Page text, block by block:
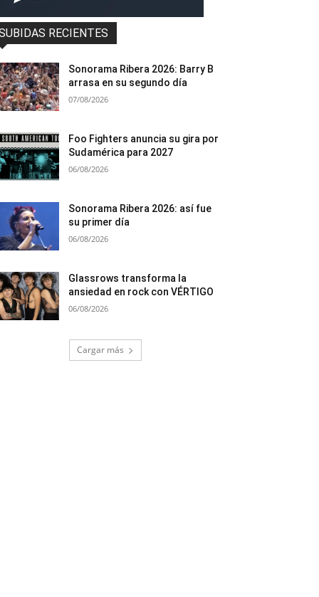
RECIENTES
Sonorama Ribera 2026: Barry B
arrasa en su segundo día
07/08/2026
Foo Fighters anuncia su gira por
Sudamérica para 2027
06/08/2026
Sonorama Ribera 2026: así fue
su primer día
06/08/2026
Glassrows transforma la
ansiedad en rock con VÉRTIGO
06/08/2026
Cargar más